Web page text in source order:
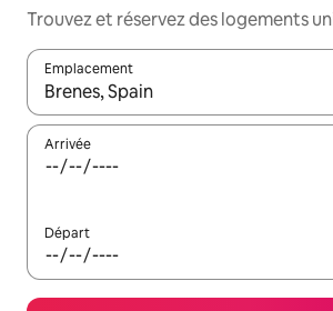
Trouvez et réservez des logements
Emplacement
Quand les résultats sont affichés,
Arrivée
Départ